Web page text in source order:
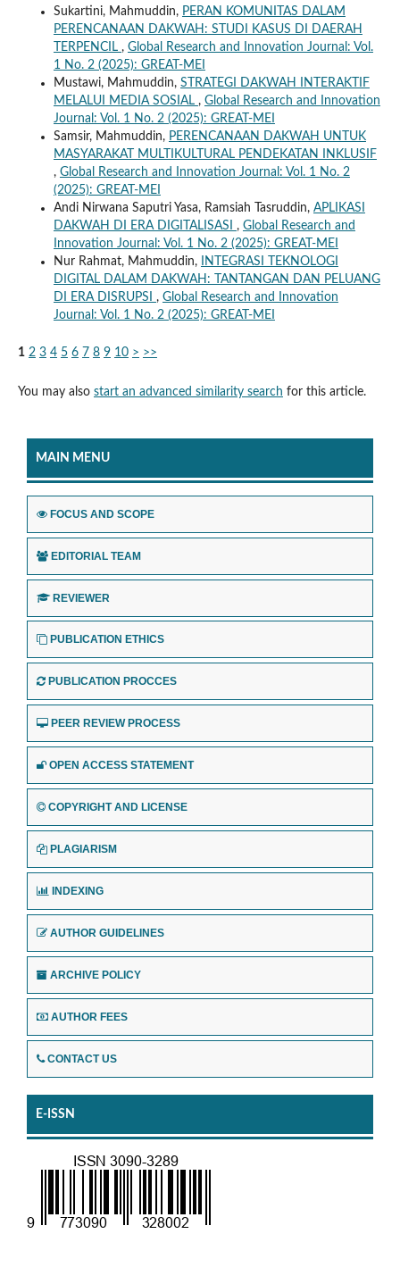
Sukartini, Mahmuddin, PERAN KOMUNITAS DALAM
PERENCANAAN DAKWAH: STUDI KASUS DI DAERAH
TERPENCIL , Global Research and Innovation Journal: Vol.
1 No. 2 (2025): GREAT-MEI
Mustawi, Mahmuddin, STRATEGI DAKWAH INTERAKTIF
MELALUI MEDIA SOSIAL , Global Research and Innovation
Journal: Vol. 1 No. 2 (2025): GREAT-MEI
Samsir, Mahmuddin, PERENCANAAN DAKWAH UNTUK
MASYARAKAT MULTIKULTURAL PENDEKATAN INKLUSIF
, Global Research and Innovation Journal: Vol. 1 No. 2
(2025): GREAT-MEI
Andi Nirwana Saputri Yasa, Ramsiah Tasruddin, APLIKASI
DAKWAH DI ERA DIGITALISASI , Global Research and
Innovation Journal: Vol. 1 No. 2 (2025): GREAT-MEI
Nur Rahmat, Mahmuddin,
INTEGRASI TEKNOLOGI
DIGITAL DALAM DAKWAH: TANTANGAN DAN PELUANG
DI ERA DISRUPSI , Global Research and Innovation
Journal: Vol. 1 No. 2 (2025): GREAT-MEI
1 2 3 4 5 6 7 8 9 10 > >>
You may also start an advanced similarity search for this article.
MAIN MENU
FOCUS AND SCOPE
EDITORIAL TEAM
REVIEWER
PUBLICATION ETHICS
PUBLICATION PROCCES
PEER REVIEW PROCESS
OPEN ACCESS STATEMENT
COPYRIGHT AND LICENSE
PLAGIARISM
INDEXING
AUTHOR GUIDELINES
ARCHIVE POLICY
AUTHOR FEES
CONTACT US
E-ISSN